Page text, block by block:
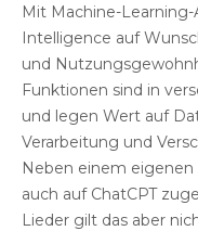
Mit Machine-
Intelligence auf
und
Funktionen sind in
und legen Wert auf
Verarbeitung und
Neben einem
auch auf ChatCPT
Lieder gilt das aber